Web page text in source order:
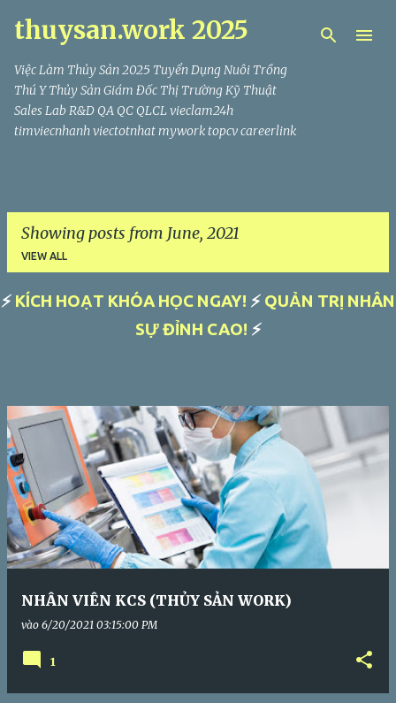
Skip to main content
thuysan.work 2025
Việc Làm Thủy Sản 2025 Tuyển Dụng Nuôi Trồng
Thú Y Thủy Sản Giám Đốc Thị Trường Kỹ Thuật
Sales Lab R&D QA QC QLCL vieclam24h
timviecnhanh viectotnhat mywork topcv careerlink
Showing posts from June, 2021
VIEW ALL
s
⚡ KÍCH HOẠT KHÓA HỌC NGAY! ⚡ QUẢN TRỊ NHÂN
SỰ ĐỈNH CAO! ⚡
NHÂN VIÊN KCS (THỦY SẢN WORK)
vào 6/20/2021 03:15:00 PM
1